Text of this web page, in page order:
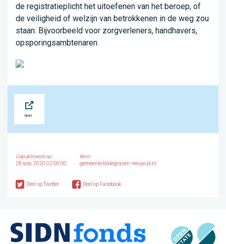
de registratieplicht het uitoefenen van het beroep, of
de veiligheid of welzijn van betrokkenen in de weg zou
staan. Bijvoorbeeld voor zorgverleners, handhavers,
opsporingsambtenaren.
Gepubliceerd op:
28 sep. 2020 02:00:00
Bron
gemeente.bodegraven-reeuwijk.nl
Deel op Twitter Deel op Facebook